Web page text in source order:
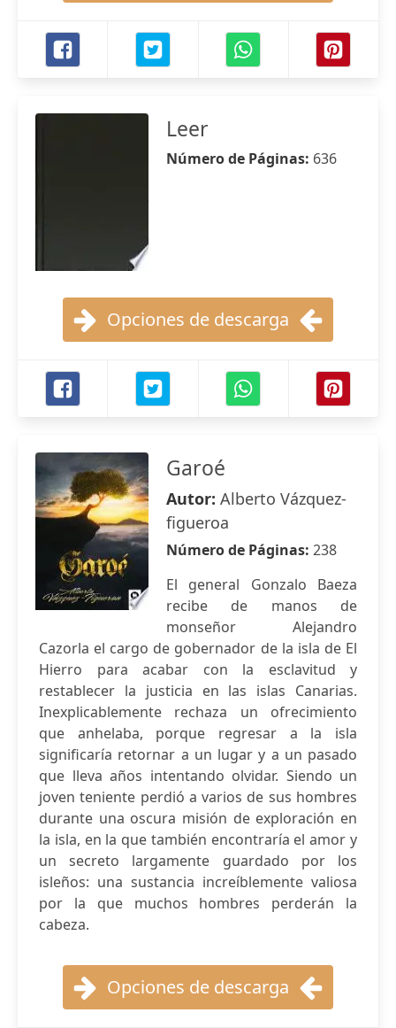
Leer
Número de Páginas: 636
Opciones de descarga
Garoé
Autor: Alberto Vázquez-
figueroa
Número de Páginas: 238
El general Gonzalo Baeza
recibe de manos de
monseñor Alejandro
Cazorla el cargo de gobernador de la isla de El
Hierro para acabar con la esclavitud y
restablecer la justicia en las islas Canarias.
Inexplicablemente rechaza un ofrecimiento
que anhelaba, porque regresar a la isla
significaría retornar a un lugar y a un pasado
que lleva años intentando olvidar. Siendo un
joven teniente perdió a varios de sus hombres
durante una oscura misión de exploración en
la isla, en la que también encontraría el amor y
un secreto largamente guardado por los
isleños: una sustancia increíblemente valiosa
por la que muchos hombres perderán la
cabeza.
Opciones de descarga